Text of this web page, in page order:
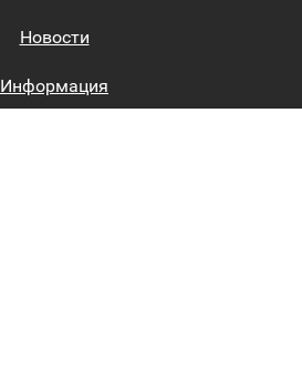
Новости
Информация